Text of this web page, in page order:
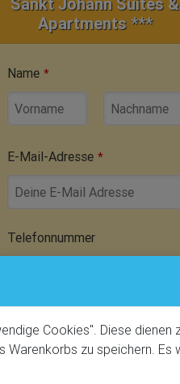
Apartments ***
Name *
E-Mail-Adresse *
Telefonnummer
eine Buchung anfragen
Cookies". Diese dienen
Warenkorbs zu speichern. Es